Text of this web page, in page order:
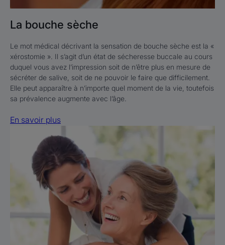
La bouche sèche
Le mot médical décrivant la sensation de bouche sèche est la «
xérostomie ». Il s’agit d’un état de sécheresse buccale au cours
duquel vous avez l’impression soit de n’être plus en mesure de
sécréter de salive, soit de ne pouvoir le faire que difficilement.
Elle peut apparaître à n’importe quel moment de la vie, toutefois
sa prévalence augmente avec l’âge.
En savoir plus
buccales